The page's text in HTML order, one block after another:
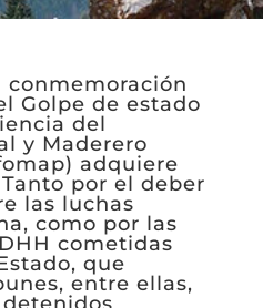
conmemoración
Golpe de estado
del
y Maderero
adquiere
por el deber
las luchas
como por las
cometidas
que
entre ellas,